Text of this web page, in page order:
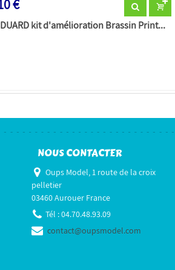
€
kit d'amélioration Brassin Print...
NOUS CONTACTER
Oups Model, 1 route de la croix
pelletier
03460 Aurouer France
Tél :04.70.48.93.09
contact@oupsmodel.com